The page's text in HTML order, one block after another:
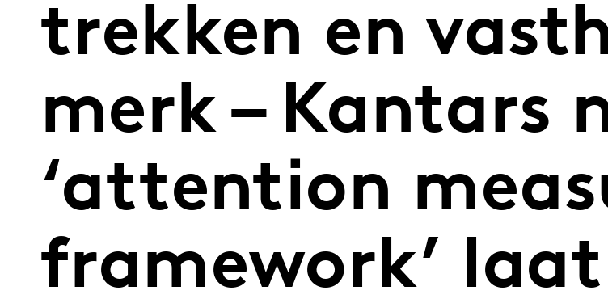
trekken en
merk – Kantars
‘attention
framework’